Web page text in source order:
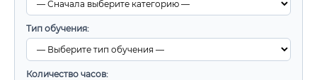
Тип обучения:
Количество часов: